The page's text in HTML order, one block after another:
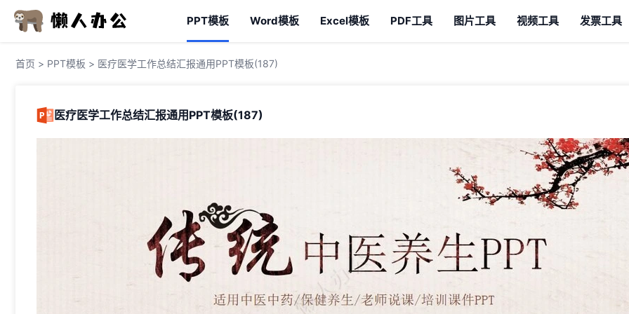
PPT模板 Word模板 Excel模板 PDF工具 图片工具 视频工具 发票工具
首页 > PPT模板 > 医疗医学工作总结汇报通用PPT模板(187)
医疗医学工作总结汇报通用PPT模板(187)